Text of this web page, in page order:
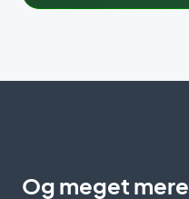
Og meget mere